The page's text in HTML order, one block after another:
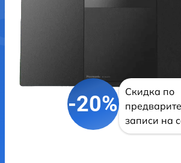
-20%
Скидка по
записи на